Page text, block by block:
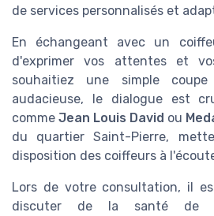
de services personnalisés et
En échangeant avec un
d'exprimer vos attentes et
souhaitiez une simple
audacieuse, le dialogue est
comme Jean Louis David ou
du quartier Saint-Pierre,
disposition des coiffeurs à
Lors de votre consultation, il
discuter de la santé de